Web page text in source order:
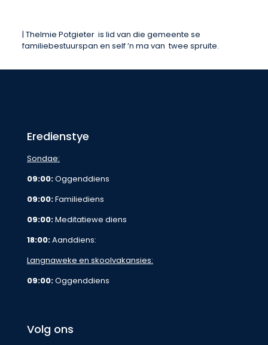
| Thelmie Potgieter is lid van die gemeente se
familiebestuurspan en self ’n ma van twee spruite.
Eredienstye
Sondae:
09:00:Oggenddiens
09:00:Familiediens
09:00:Meditatiewe diens
18:00:Aanddiens:
Langnaweke en skoolvakansies:
09:00:Oggenddiens
Volg ons